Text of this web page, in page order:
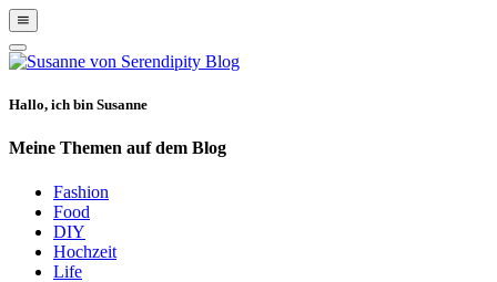
Show
Offscreen
Content
Hide
Offscreen
Hallo, ich bin Susanne
Meine Themen auf dem Blog
Fashion
Food
DIY
Hochzeit
Life